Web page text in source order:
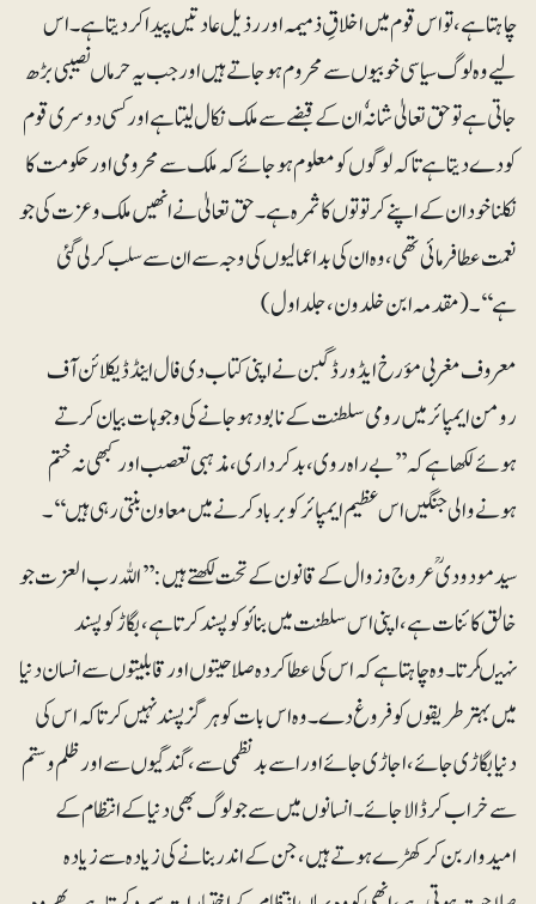
چاہتا ہے، تو اس قوم میں اخلاقِ ذمیمہ اور رذیل عادتیں پیدا کردیتا ہے۔ اس
لیے وہ لوگ سیاسی خوبیوں سے محروم ہوجاتے ہیں اور جب یہ حرماں نصیبی بڑھ
جاتی ہے تو حق تعالیٰ شانہٗ ان کے قبضے سے ملک نکال لیتا ہے اور کسی دوسری قوم
کو دے دیتا ہے تاکہ لوگوں کو معلوم ہوجائے کہ ملک سے محرومی اور حکومت کا
نکلنا خود ان کے اپنے کرتوتوں کا ثمرہ ہے۔ حق تعالیٰ نے انھیں ملک و عزت کی جو
نعمت عطا فرمائی تھی، وہ ان کی بداعمالیوں کی وجہ سے ان سے سلب کرلی گئی
ہے‘‘۔ (مقدمہ ابن خلدون، جلد اول)
معروف مغربی مؤرخ ایڈورڈ گبن نے اپنی کتاب دی فال اینڈ ڈیکلائن آف
رومن ایمپائر میں رومی سلطنت کے نابود ہوجانے کی وجوہات بیان کرتے
ہوئے لکھا ہے کہ ’’بے راہ روی، بدکرداری، مذہبی تعصب اور کبھی نہ ختم
ہونے والی جنگیں اس عظیم ایمپائر کو برباد کرنے میں معاون بنتی رہی ہیں‘‘۔
سید مودودیؒ عروج و زوال کے قانون کے تحت لکھتے ہیں: ’’اللہ رب العزت جو
خالق کائنات ہے، اپنی اس سلطنت میں بنائو کو پسند کرتا ہے،بگاڑ کو پسند
نہیںکرتا۔ وہ چاہتا ہے کہ اس کی عطا کردہ صلاحیتوں اور قابلیتوں سے انسان دنیا
میں بہتر طریقوں کو فروغ دے۔ وہ اس بات کو ہرگز پسند نہیں کرتا کہ اس کی
دنیا بگاڑی جائے، اجاڑی جائے اور اسے بدنظمی سے، گندگیوں سے اور ظلم و ستم
سے خراب کرڈالا جائے۔ انسانوں میں سے جو لوگ بھی دنیا کے انتظام کے
امیدوار بن کر کھڑے ہوتے ہیں، جن کے اندر بنانے کی زیادہ سے زیادہ